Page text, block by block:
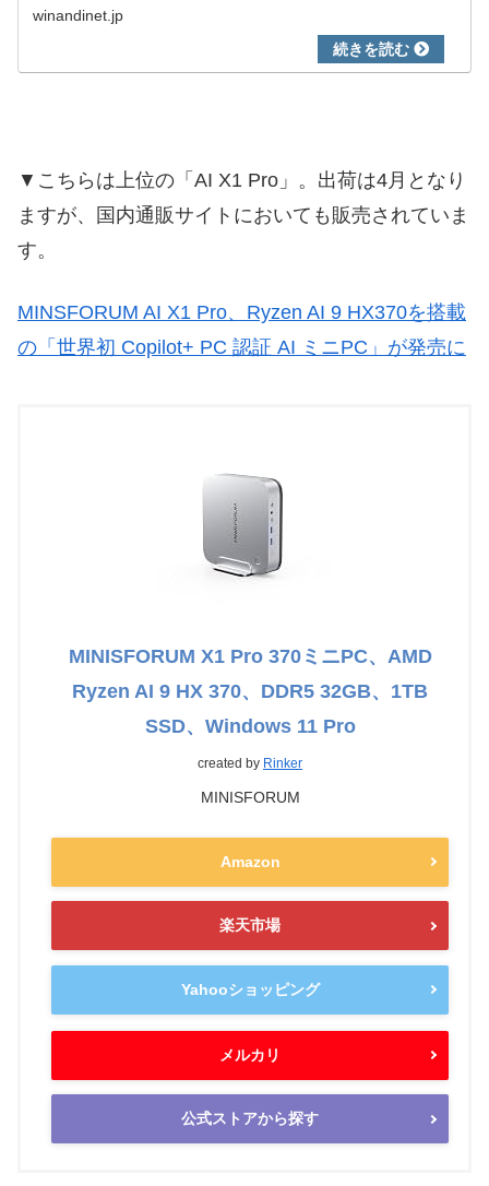
winandinet.jp
▼こちらは上位の「AI X1 Pro」。出荷は4月となり
ますが、国内通販サイトにおいても販売されていま
す。
MINSFORUM AI X1 Pro、Ryzen AI 9 HX370を搭載
の「世界初 Copilot+ PC 認証 AI ミニPC」が発売に
MINISFORUM X1 Pro 370ミニPC、AMD
Ryzen AI 9 HX 370、DDR5 32GB、1TB
SSD、Windows 11 Pro
created by Rinker
MINISFORUM
Amazon
楽天市場
Yahooショッピング
メルカリ
公式ストアから探す